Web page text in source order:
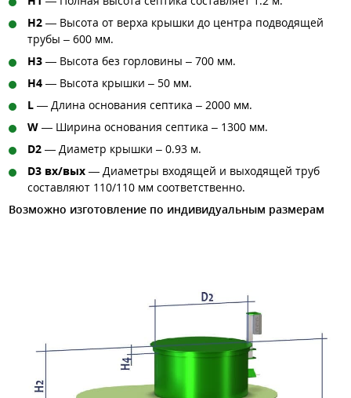
H2 — Высота от верха крышки до центра подводящей
трубы – 600 мм.
H3 — Высота без горловины – 700 мм.
H4 — Высота крышки – 50 мм.
L — Длина основания септика – 2000 мм.
W — Ширина основания септика – 1300 мм.
D2 — Диаметр крышки – 0.93 м.
D3 вх/вых — Диаметры входящей и выходящей труб
составляют 110/110 мм соответственно.
Возможно изготовление по индивидуальным размерам